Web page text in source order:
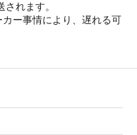
れます。
ー事情により、遅れる可